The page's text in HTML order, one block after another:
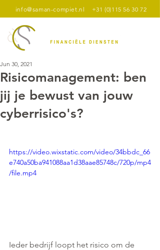
info@saman-compiet.nl +31 (0)115 56 30 72
Risicomanagement: ben
jij je bewust van jouw
cyberrisico's?
Jun 30, 2021
https://video.wixstatic.com/video/34bbdc_66
e740a50ba941088aa1d38aae85748c/720p/mp4
/file.mp4
Ieder bedrijf loopt het risico om de